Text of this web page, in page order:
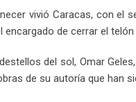
vivió Caracas, con el
de cerrar el
del sol, Omar
de su autoría que han